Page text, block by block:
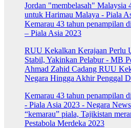
Jordan "membelasah" Malaysia
untuk Harimau Malaya - Piala
Kemarau 43 tahun penampilan
– Piala Asia 2023
RUU Kekalkan Kerajaan Perlu
Stabil, Yakinkan Pelabur - MB
Ahmad Zahid Cadang RUU
Negara Hingga Akhir Penggal
Kemarau 43 tahun penampilan
- Piala Asia 2023 - Negara News
“kemarau” piala, Tajikistan
Pestabola Merdeka 2023